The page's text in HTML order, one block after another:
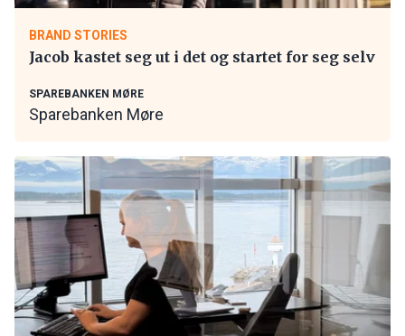
BRAND STORIES
Jacob kastet seg ut i det og startet for seg selv
SPAREBANKEN MØRE
Sparebanken Møre